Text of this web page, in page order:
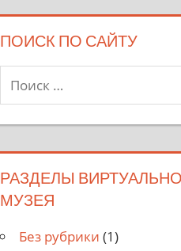
ПОИСК ПО САЙТУ
Поиск
для:
РАЗДЕЛЫ
МУЗЕЯ
Без рубрики (1)